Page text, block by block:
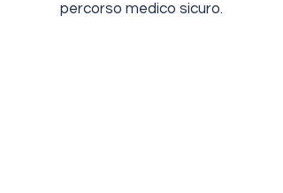
percorso medico sicuro.